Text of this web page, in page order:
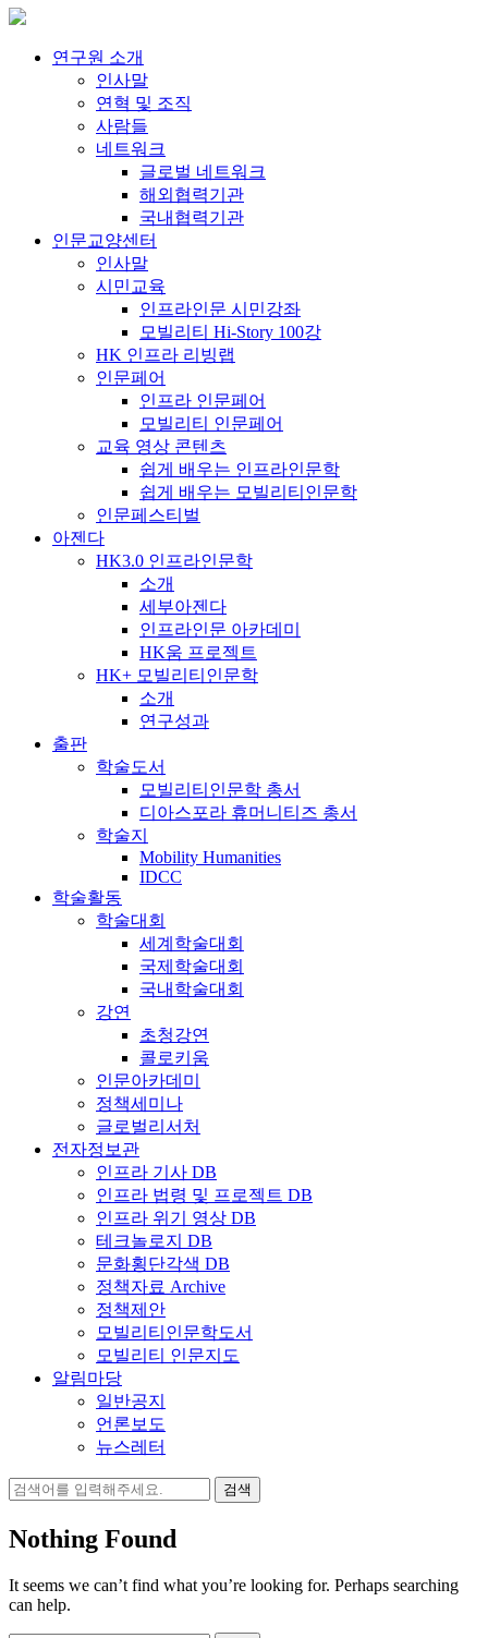
연구원 소개
인사말
연혁 및 조직
사람들
네트워크
글로벌 네트워크
해외협력기관
국내협력기관
인문교양센터
인사말
시민교육
인프라인문 시민강좌
모빌리티 Hi-Story 100강
HK 인프라 리빙랩
인문페어
인프라 인문페어
모빌리티 인문페어
교육 영상 콘텐츠
쉽게 배우는 인프라인문학
쉽게 배우는 모빌리티인문학
인문페스티벌
아젠다
HK3.0 인프라인문학
소개
세부아젠다
인프라인문 아카데미
HK움 프로젝트
HK+ 모빌리티인문학
소개
연구성과
출판
학술도서
모빌리티인문학 총서
디아스포라 휴머니티즈 총서
학술지
Mobility Humanities
IDCC
학술활동
학술대회
세계학술대회
국제학술대회
국내학술대회
강연
초청강연
콜로키움
인문아카데미
정책세미나
글로벌리서처
전자정보관
인프라 기사 DB
인프라 법령 및 프로젝트 DB
인프라 위기 영상 DB
테크놀로지 DB
문화횡단각색 DB
정책자료 Archive
정책제안
모빌리티인문학도서
모빌리티 인문지도
알림마당
일반공지
언론보도
뉴스레터
검
Nothing Found
It seems we can’t find what you’re looking for. Perhaps searching
can help.